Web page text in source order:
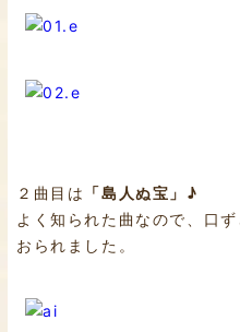
２曲目は 「島人ぬ宝」♪
よく知られた曲なので、口
おられました。